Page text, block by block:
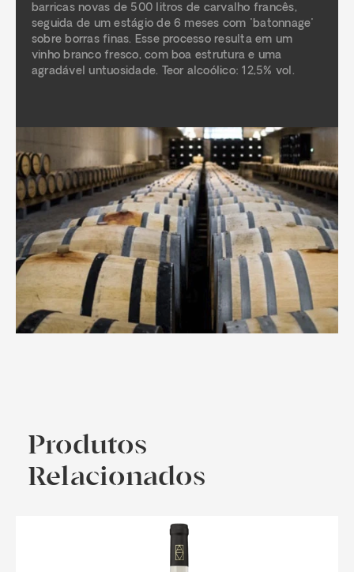
barricas novas de 500 litros de carvalho francês,
seguida de um estágio de 6 meses com "batonnage"
sobre borras finas. Esse processo resulta em um
vinho branco fresco, com boa estrutura e uma
agradável untuosidade. Teor alcoólico: 12,5% vol.
Produtos
Relacionados